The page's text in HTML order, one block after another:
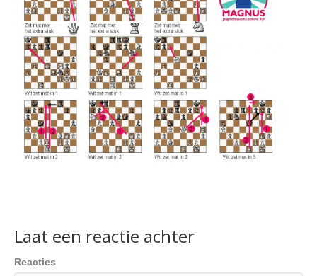
Laat een reactie achter
Reacties